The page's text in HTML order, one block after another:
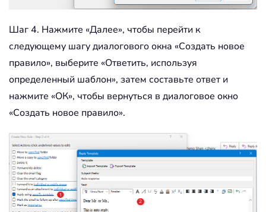
Шаг 4. Нажмите «Далее», чтобы перейти к
следующему шагу диалогового окна «Создать новое
правило», выберите «Ответить, используя
определенный шаблон», затем составьте ответ и
нажмите «ОК», чтобы вернуться в диалоговое окно
«Создать новое правило».